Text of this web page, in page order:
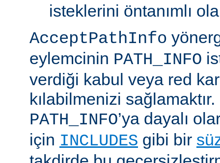
isteklerini öntanımlı
AcceptPathInfo
eylemcinin PATH_INFO
verdiği kabul veya red
kılabilmenizi
PATH_INFO’ya dayalı
için INCLUDES gibi bir